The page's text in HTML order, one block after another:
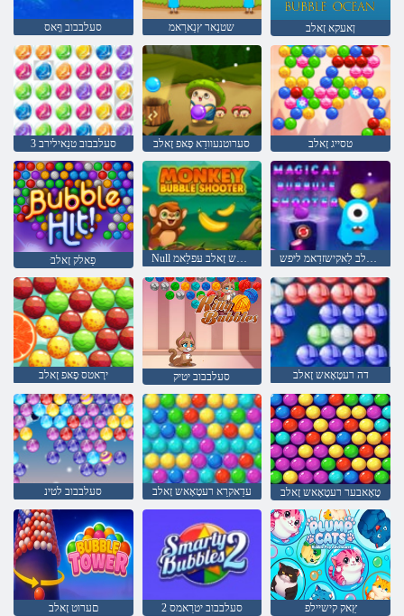
סעלבבוב ףָאס שטנַאר ץנַארַאמ ןאעקא זָאלב
3 סעלבבוב טנַאילירב סערוטנעוודַא ּפָאּפ זָאלב טסייג זָאלב
ּפַאלק זָאלב Null רעטָאָאש זָאלב עּפלַאמ רעטָאָאש זָאלב לַאקישזדַאמ ליּפש
ירָאטס ּפָאּפ זָאלב סעלבבוב יטיק דה רעטָאָאש זָאלב
סעלבבוב לטינ עדַאקרַא רעטָאָאש זָאלב טָאָאבער רעטָאָאש זָאלב
םערוט זָאלב 2 סעלבבוב יטרַאמס ץַאק קישיילפ